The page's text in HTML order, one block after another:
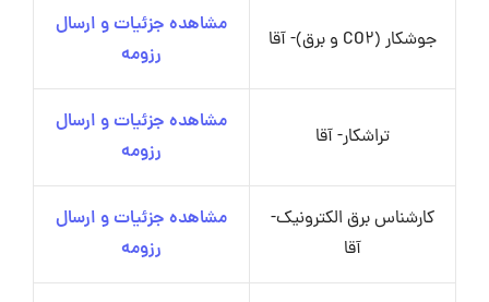
جوشکار (CO2 و برق)- آقا
مشاهده جزئیات و ارسال
رزومه
تراشکار- آقا
مشاهده جزئیات و ارسال
رزومه
کارشناس برق الکترونیک-
آقا
مشاهده جزئیات و ارسال
رزومه